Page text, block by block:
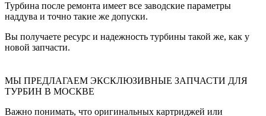
Турбина после ремонта имеет все заводские параметры
наддува и точно такие же допуски.
Вы получаете ресурс и надежность турбины такой же, как у
новой запчасти.
МЫ ПРЕДЛАГАЕМ ЭКСКЛЮЗИВНЫЕ ЗАПЧАСТИ ДЛЯ
ТУРБИН В МОСКВЕ
Важно понимать, что оригинальных картриджей или